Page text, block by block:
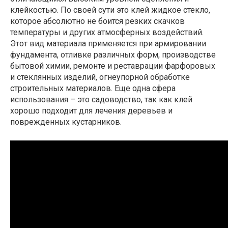
клейкостью. По своей сути это клей жидкое стекло,
которое абсолютно не боится резких скачков
температуры и других атмосферных воздействий.
Этот вид материала применяется при армировании
фундамента, отливке различных форм, производстве
бытовой химии, ремонте и реставрации фарфоровых
и стеклянных изделий, огнеупорной обработке
строительных материалов. Еще одна сфера
использования – это садоводство, так как клей
хорошо подходит для лечения деревьев и
поврежденных кустарников.